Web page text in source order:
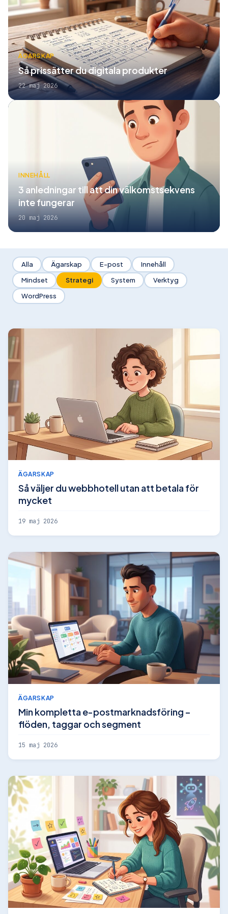
ÄGARSKAP
Så prissätter du digitala produkter
22 maj 2026
INNEHÅLL
3 anledningar till att din välkomstsekvens
inte fungerar
20 maj 2026
Alla Ägarskap E-post
Innehåll
Mindset
Strategi System
Verktyg
WordPress
ÄGARSKAP
Så väljer du webbhotell utan att betala för
mycket
19 maj 2026
ÄGARSKAP
Min kompletta e-postmarknadsföring –
flöden, taggar och segment
15 maj 2026